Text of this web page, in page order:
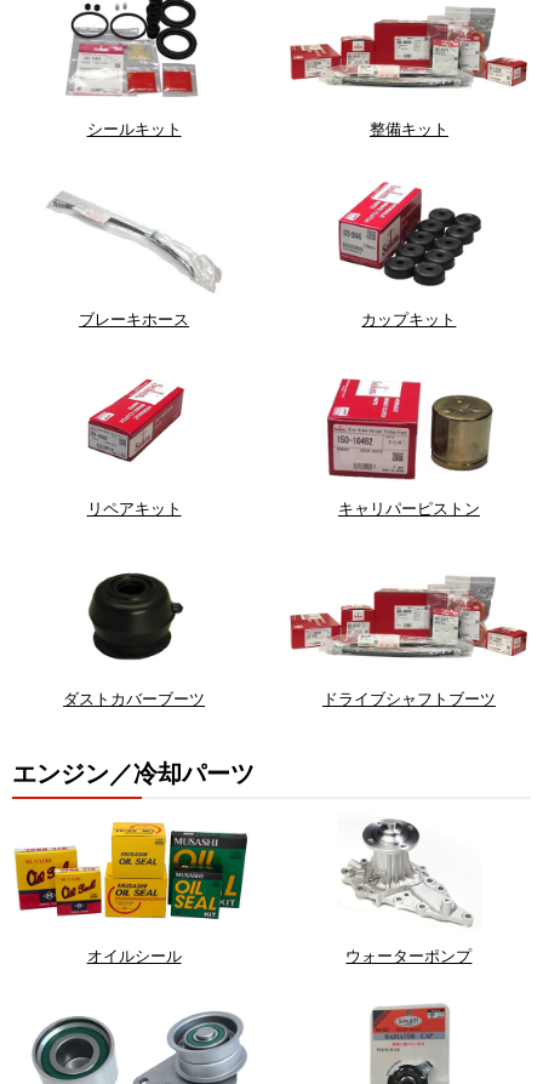
シールキット 整備キット
ブレーキホース カップキット
リペアキット キャリパーピストン
ダストカバーブーツ ドライブシャフトブーツ
エンジン／冷却パーツ
オイルシール ウォーターポンプ